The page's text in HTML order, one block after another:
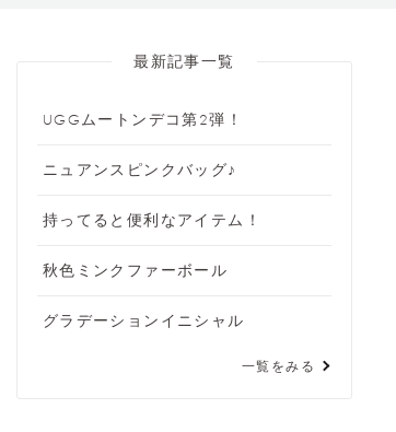
最新記事一覧
UGGムートンデコ第2弾！
ニュアンスピンクバッグ♪
持ってると便利なアイテム！
秋色ミンクファーボール
グラデーションイニシャル
一覧をみる